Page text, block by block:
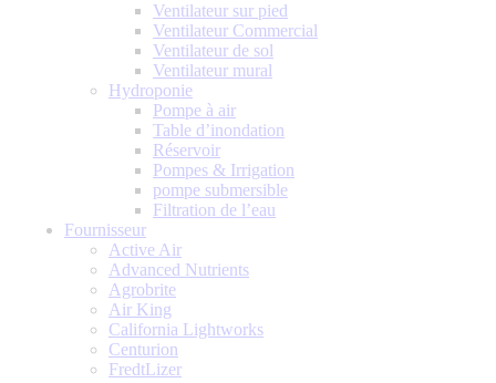
Ventilateur sur pied
Ventilateur Commercial
Ventilateur de sol
Ventilateur mural
Hydroponie
Pompe à air
Table d’inondation
Réservoir
Pompes & Irrigation
pompe submersible
Filtration de l’eau
Fournisseur
Active Air
Advanced Nutrients
Agrobrite
Air King
California Lightworks
Centurion
FredtLizer